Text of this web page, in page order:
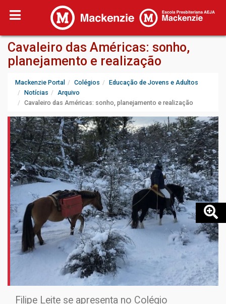
Cavaleiro das Américas: sonho,
planejamento e realização
Mackenzie Portal Colégios
Educação de Jovens e Adultos
Notícias
Arquivo
Cavaleiro das Américas: sonho, planejamento e realização
Filipe Leite se apresenta no Colégio